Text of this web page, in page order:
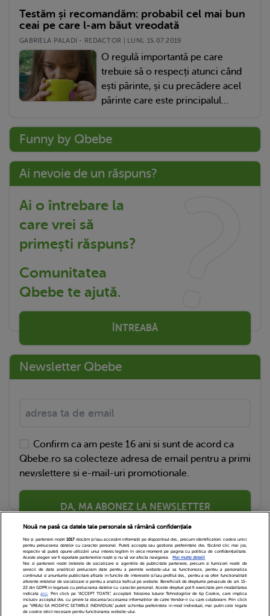
Testăm și recomandăm: probabil cel mai bun
ceai pe care l-am băut vreodată
GABRIELA PALADI - REDACTOR | LUNI, 15.07.2019
O regulă importantă pe care
trebuie să o respecți atunci când
ești părinte, și cu precădere acel
părinte care este principalul...
Funny by Qbebe
Ai nevoie de un răspuns?
Ai o întrebare la
care vrei să
primești răspuns?
Comunitatea
Qbebe te ajută.
ÎNTREABĂ
Newsletter Qbebe
Confirm ca am peste 16 ani si sunt de acord ca
Qbebe.ro sa colecteze adresa de email pentru a primi
newslettere si e-mail-uri promotionale.
DA, MA ABONEZ LA NEWSLETTER
Echipa Editoriala Newsletter Contact
Nouă ne pasă ca datele tale personale să rămână confidențiale
Noi și partenerii noștri 1017stocăm și/sau accesăm informații pe dispozitivul dvs., precum identificatorii cookie unici
pentru prelucrarea datelor cu caracter personal. Puteți accepta sau gestiona preferințele dvs. făcând clic mai jos,
respectiv vă puteți opune utilizării unui interes legitim în orice moment pe pagina cu politica de confidențialitate.
Aceste alegeri vor fi raportate partenerilor noștri și nu vă vor afecta navigarea.
Mai multe detalii
Noi si partenerii nostri (retelele de socializare si agentiile de publicitate partenere, precum si furnizorii nostri de
servicii de date analitice) prelucram date pentru a permite website-ului sa functioneze, pentru a personaliza
continutul si anunturile publicitare afisate in functie de interesele si/sau profilul dvs., pentru a va oferi functionalitati
aferente retelelor de socializare si pentru a analiza traficul pe website. Beneficiati de drepturile prevazute de art. 15-
22 din GDPR in legatura cu prelucrarea datelor cu caracter personal. Aceste drepturi pot fi exercitate prin modalitatea
indicataaici. Prin click pe “ACCEPT TOATE”, acceptati folosirea tuturor Tehnologiilor de tip Cookie, care implica
inclusiv acceptul dvs. cu privire la stocarea/accesarea informatiilor de catre Vendor-ii cu care colaboram. Prin click
pe “VREAU SA MODIFIC SETARILE INDIVIDUAL” puteti schimba preferintele in mod individual, mai putin cele legate
de cookie strict necesare pentru functionarea website-ului.